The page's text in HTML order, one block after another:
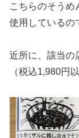
こちらのそうめ
使用しているの
近所に、該当の
（税込1,980円